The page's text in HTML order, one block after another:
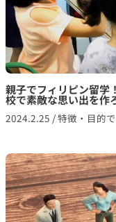
親子でフィリピン留学
校で素敵な思い出を作
2024.2.25 /特徴・目的